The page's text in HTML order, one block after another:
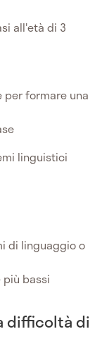
all'età di 3
per formare una
linguistici
di linguaggio o
bassi
difficoltà di